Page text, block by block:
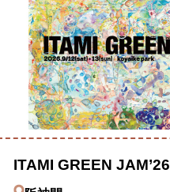
ITAMI GREEN JAM’26